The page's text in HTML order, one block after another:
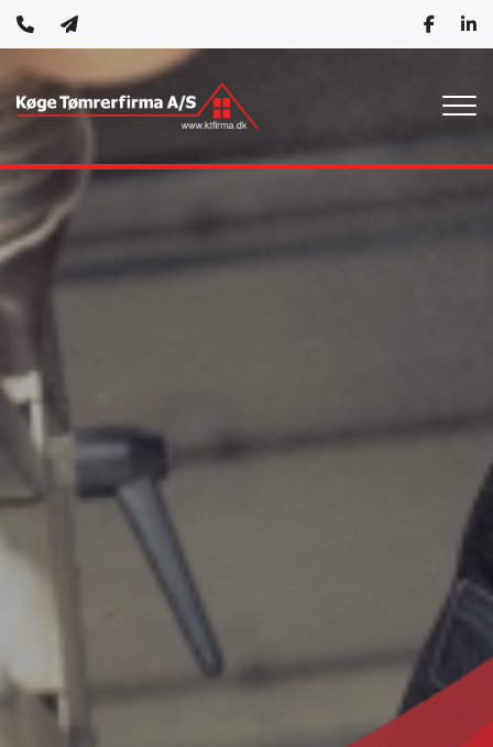
Gå
hovedindhold